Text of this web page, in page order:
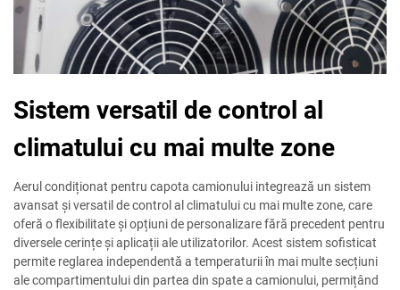
Sistem versatil de control al
climatului cu mai multe zone
Aerul condiționat pentru capota camionului integrează un sistem
avansat și versatil de control al climatului cu mai multe zone, care
oferă o flexibilitate și opțiuni de personalizare fără precedent pentru
diversele cerințe și aplicații ale utilizatorilor. Acest sistem sofisticat
permite reglarea independentă a temperaturii în mai multe secțiuni
ale compartimentului din partea din spate a camionului, permițând